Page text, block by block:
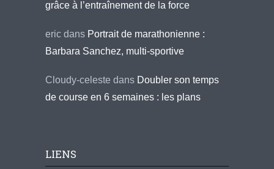
grâce à l’entraînement de la force
eric dans Portrait de marathonienne :
Barbara Sanchez, multi-sportive
Cloudy-celeste dans Doubler son temps
de course en 6 semaines : les plans
LIENS